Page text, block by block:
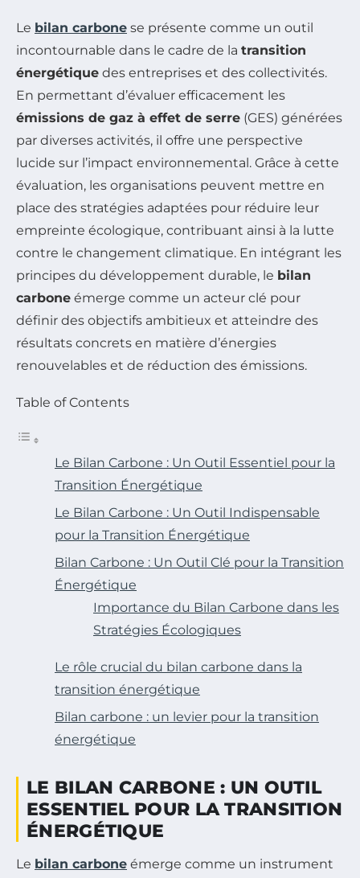
Le bilan carbone se présente comme un outil
incontournable dans le cadre de la transition
énergétique des entreprises et des collectivités.
En permettant d’évaluer efficacement les
émissions de gaz à effet de serre (GES) générées
par diverses activités, il offre une perspective
lucide sur l’impact environnemental. Grâce à cette
évaluation, les organisations peuvent mettre en
place des stratégies adaptées pour réduire leur
empreinte écologique, contribuant ainsi à la lutte
contre le changement climatique. En intégrant les
principes du développement durable, le bilan
carbone émerge comme un acteur clé pour
définir des objectifs ambitieux et atteindre des
résultats concrets en matière d’énergies
renouvelables et de réduction des émissions.
Table of Contents
Le Bilan Carbone : Un Outil Essentiel pour la
Transition Énergétique
Le Bilan Carbone : Un Outil Indispensable
pour la Transition Énergétique
Bilan Carbone : Un Outil Clé pour la Transition
Énergétique
Importance du Bilan Carbone dans les
Stratégies Écologiques
Le rôle crucial du bilan carbone dans la
transition énergétique
Bilan carbone : un levier pour la transition
énergétique
LE BILAN CARBONE : UN OUTIL
ESSENTIEL POUR LA TRANSITION
ÉNERGÉTIQUE
Le bilan carbone émerge comme un instrument